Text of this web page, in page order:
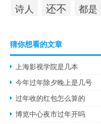
诗人 还不 都是
猜你想看的文章
上海影视学院是几本
今年过年除夕晚上是几号
过年收的红包怎么算的
博览中心夜市过年开吗